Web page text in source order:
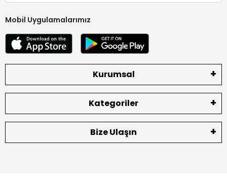
Mobil Uygulamalarımız
Kurumsal
Kategoriler
Bize Ulaşın